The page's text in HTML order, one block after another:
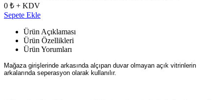
0 ₺ + KDV
Sepete Ekle
Ürün Açıklaması
Ürün Özellikleri
Ürün Yorumları
Mağaza girişlerinde arkasında alçıpan duvar olmayan açık vitrinlerin
arkalarında seperasyon olarak kullanılır.